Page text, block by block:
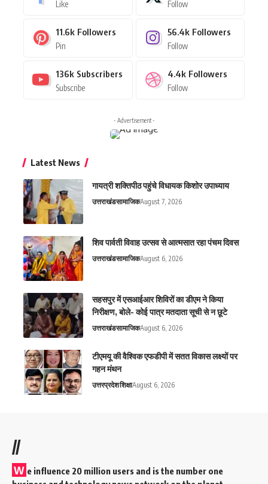
Like Follow
11.6k Followers
Pin
56.4k Followers
Follow
136k Subscribers
Subscribe
4.4k Followers
Follow
- Advertisement -
Latest News
गायत्री शक्तिपीठ पहुंचे विधायक किशोर उपाध्याय
उत्तराखंडसामाजिकAugust 7, 2026
शिव पार्वती विवाह उत्सव से आत्मसात रहा पंचम दिवस
उत्तराखंडसामाजिकAugust 6, 2026
सहसपुर में एसआईआर शिविरों का डीएम ने किया
निरीक्षण, बोले- कोई पात्र मतदाता सूची से न छूटे
उत्तराखंडसामाजिकAugust 6, 2026
टीएमयू की वैश्विक एफडीपी में सतत विकास लक्ष्यों पर
गहन मंथन
उत्तरप्रदेशशिक्षाAugust 6, 2026
//
W e influence 20 million users and is the number one